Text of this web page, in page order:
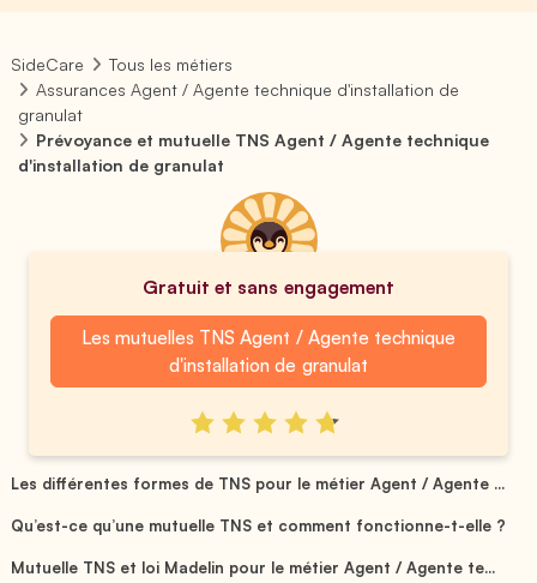
SideCare
Tous les métiers
Assurances Agent / Agente technique d'installation de
granulat
Prévoyance et mutuelle TNS Agent / Agente technique
d'installation de granulat
Gratuit et sans engagement
Les mutuelles TNS Agent / Agente technique
d'installation de granulat
Les différentes formes de TNS pour le métier Agent / Agente ...
Qu’est-ce qu’une mutuelle TNS et comment fonctionne-t-elle ?
Mutuelle TNS et loi Madelin pour le métier Agent / Agente te...